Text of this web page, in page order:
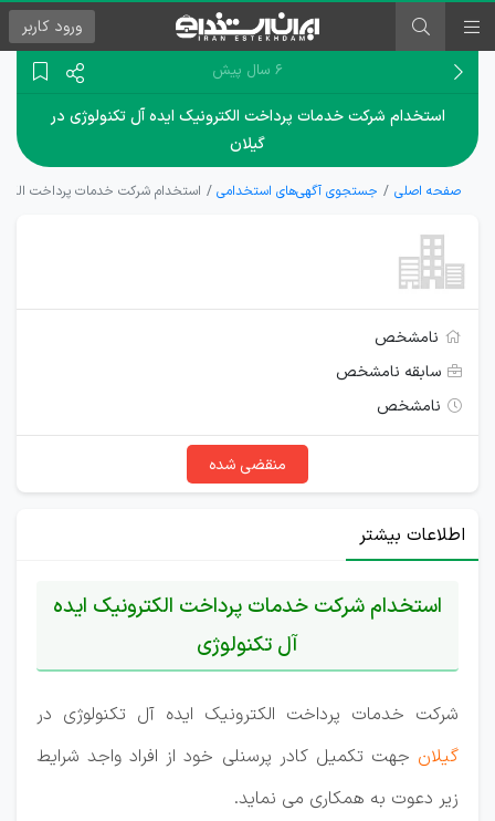
ورود کاربر
۶ سال پیش
استخدام شرکت خدمات پرداخت الکترونیک ایده آل تکنولوژی در
گیلان
صفحه اصلی جستجوی آگهی‌های استخدامی استخدام شرکت خدمات پرداخت
نامشخص
سابقه نامشخص
نامشخص
منقضی شده
اطلاعات بیشتر
استخدام شرکت خدمات پرداخت الکترونیک ایده
آل تکنولوژی
شرکت خدمات پرداخت الکترونیک ایده آل تکنولوژی در
گیلان جهت تکمیل کادر پرسنلی خود از افراد واجد شرایط
زیر دعوت به همکاری می نماید.